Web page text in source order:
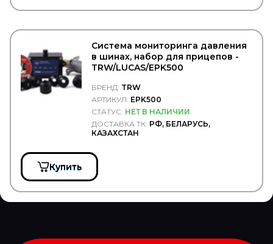
TOYOTA
TRIALLI
TRUCK CHAIN
Truck Dabster
Truck Elektrik
Trucker
Детали двигателя
Детали подвески
Детали электрики
Сцепление
Тормозная система
TSADIA
Система мониторинга давления
в шинах, набор для прицепов -
TRW/LUCAS/EPK500
БРЕНД: TRW
АРТИКУЛ: EPK500
СТАТУС: НЕТ В НАЛИЧИИ
ДОСТАВКА ТК: РФ, БЕЛАРУСЬ,
КАЗАХСТАН
Купить